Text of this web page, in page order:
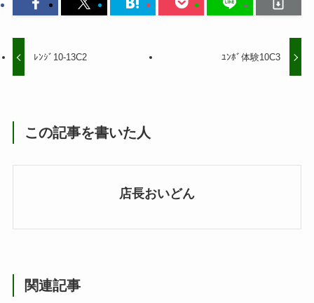
ﾚﾝｼﾞ10-13C2 ﾕﾝﾎﾞ体験10C3
この記事を書いた人
店長おいどん
関連記事